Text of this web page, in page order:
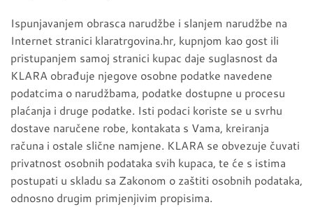
Ispunjavanjem obrasca narudžbe i slanjem narudžbe na
Internet stranici klaratrgovina.hr, kupnjom kao gost ili
pristupanjem samoj stranici kupac daje suglasnost da
KLARA obrađuje njegove osobne podatke navedene
podatcima o narudžbama, podatke dostupne u procesu
plaćanja i druge podatke. Isti podaci koriste se u svrhu
dostave naručene robe, kontakata s Vama, kreiranja
računa i ostale slične namjene. KLARA se obvezuje čuvati
privatnost osobnih podataka svih kupaca, te će s istima
postupati u skladu sa Zakonom o zaštiti osobnih podataka,
odnosno drugim primjenjivim propisima.